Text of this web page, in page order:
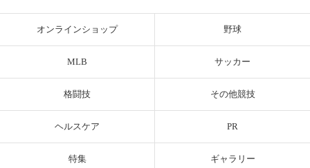
オンラインショップ 野球
MLB サッカー
格闘技 その他競技
ヘルスケア PR
特集 ギャラリー